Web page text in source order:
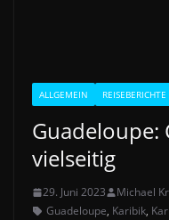
ALLGEMEIN REISEBERICHTE
Guadeloupe:
vielseitig
29. Juni 2023 Michael
Guadeloupe, Karibik,